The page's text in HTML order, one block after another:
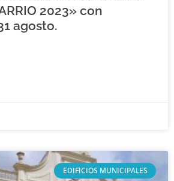
2023» con
agosto.
EDIFICIOS MUNICIPALES